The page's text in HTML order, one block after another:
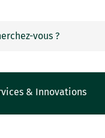
& Innovations